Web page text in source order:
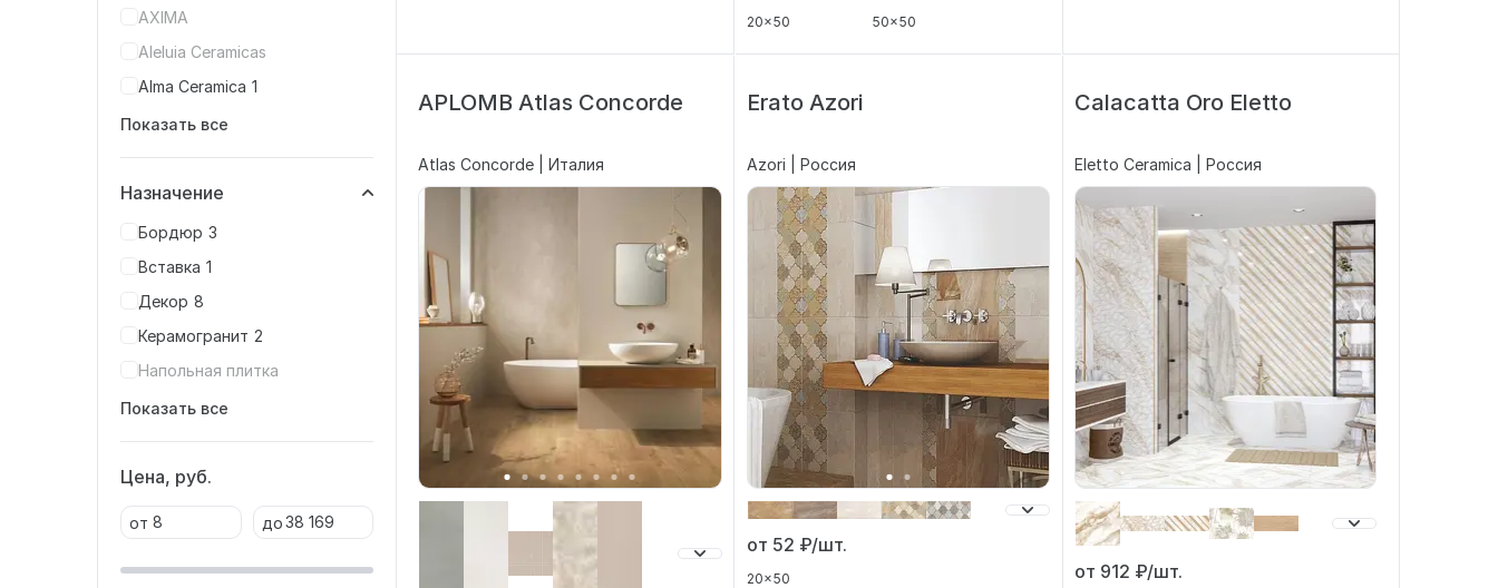
AXIMA
Aleluia Ceramicas
Alma Ceramica 1
Показать все
Назначение
Бордюр 3
Вставка 1
Декор 8
Керамогранит 2
Напольная плитка
Показать все
Цена, руб.
от до
20x50 50x50
APLOMB Atlas Concorde
Atlas Concorde | Италия
Erato Azori
Azori | Россия
от 52 ₽/шт.
20x50
Calacatta Oro Eletto
Eletto Ceramica | Россия
от 912 ₽/шт.